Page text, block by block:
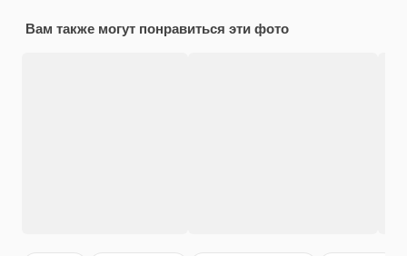
Вам также могут понравиться эти фото